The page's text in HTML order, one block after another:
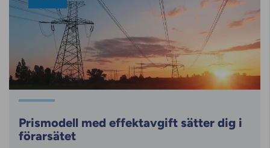
Prismodell med effektavgift sätter dig i
förarsätet